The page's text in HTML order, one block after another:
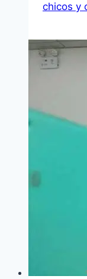
chicos y